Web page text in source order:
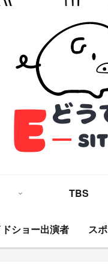
TBS
ドショー出演者 ス